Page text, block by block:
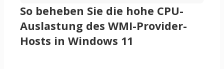
So beheben Sie die hohe CPU-
Auslastung des WMI-Provider-
Hosts in Windows 11